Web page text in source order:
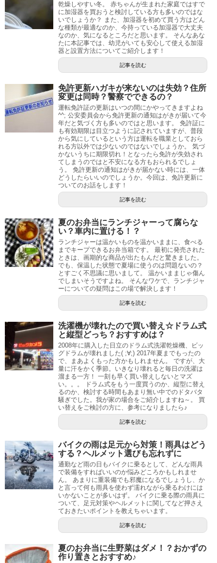
乾燥しやすい冬。 赤ちゃんが生まれた家庭ではすで
に加湿器を買おうと検討している方も多いのではな
いでしょうか？ また、加湿器を初めて買う方はどん
な種類が最適なのか、今持っている加湿器で大丈夫
なのか、気になるところだと思います。 そんなあな
たに本記事では、幼児がいても安心して使える加湿
器と設置方法についてご紹介します！
記事を読む
免許更新ハガキが来ないのは失効？住所
変更は同時？警察でできるの？
運転免許証の更新はいつの間にかやってきますよね
^^; 公安委員会から免許更新の通知はがきが届いて今
年だと気づく方も多いのではと思います。 免許証に
も有効期限は目立つように記されていますが、普段
から気にしているという方は運転を職業としておら
れる方以外では少ないのではないでしょうか。 気づ
かないうちに期限切れ！となったら免許が失効され
てしまうのではと不安になる方もおられるでしょ
う。 免許更新の通知はがきが届かない時には、一体
どうしたらいいのでしょうか。今回は、免許更新に
ついてのお話をします！
記事を読む
夏のお弁当にランチジャーって腐らな
い？車内に置ける！？
ランチジャーは温かいものを温かいままに、食べる
までキープできるお弁当箱です。 最初に発売された
ときは、画期的な商品が出たもんだと驚きました。
でも、保温した状態で夏場に使うのは問題ないの？
とすごく不思議に思いまして。 温かいままじゃ傷ん
でしまいそうですよね。 そんなワケで、ランチジャ
ーについての疑問はこの場で解決します！
記事を読む
洗濯機が壊れたので買い替え☆ドラム式
と縦型どっち？おすすめは？
2008年に購入した日立のドラム式洗濯乾燥機、ビッ
グドラムが壊れました( ;∀;) 2017年夏までもったの
で、まあよくもった方かもしれません。 ですが、大
量に汗をかく季節。いきなり壊れると毎日の洗濯は
溜まる一方！ 一刻も早く買い替えしないとマズ
い。。。 ドラム式をもう一度買うのか、縦型に替え
るのか、検討する時間もあまり無い中でのドタバタ
騒ぎでした。我が家の場合をご紹介しますね～。 買
い替えをご検討の方に、参考になりましたら♪
記事を読む
バイクの雨は足元から対策！雨具はどう
する？ヘルメット選びも忘れずに
通勤など雨の日もバイクに乗るとして、どんな雨具
で装備をすればいいのか悩みどころかもしれませ
ん。 あまりに重装備でも邪魔になるでしょうし、か
と言って何も雨具を使わず濡れながら乗るわけには
いかないことが多いはず。 バイクに乗る際の雨具に
ついて、足元対策やヘルメットに関してなど押さえ
ておきたいポイントを教えちゃいます。
記事を読む
夏のお弁当に生野菜はダメ！？おかずの
作り置きとおすすめ♪